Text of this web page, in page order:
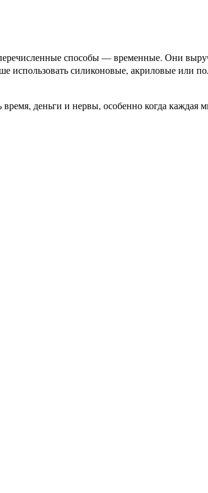
способы — временные. Они
силиконовые, акриловые или
деньги и нервы, особенно когда каждая